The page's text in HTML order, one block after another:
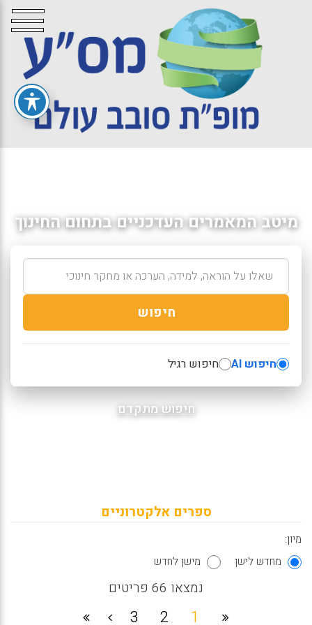
מיטב המאמרים העדכניים בתחום החינוך
חיפוש
חיפוש AI חיפוש רגיל
חיפוש מתקדם
ספרים אלקטרוניים
מיון:
מחדש לישן
מישן לחדש
נמצאו 66 פריטים
1
2
3